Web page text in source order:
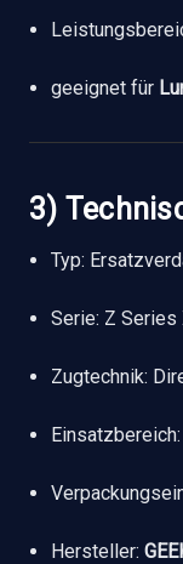
geeignet für
3)
Typ:
Serie: Z
Zugtechnik:
Hersteller: